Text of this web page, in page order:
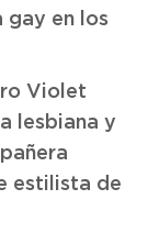
gay en los
Violet
lesbiana y
estilista de